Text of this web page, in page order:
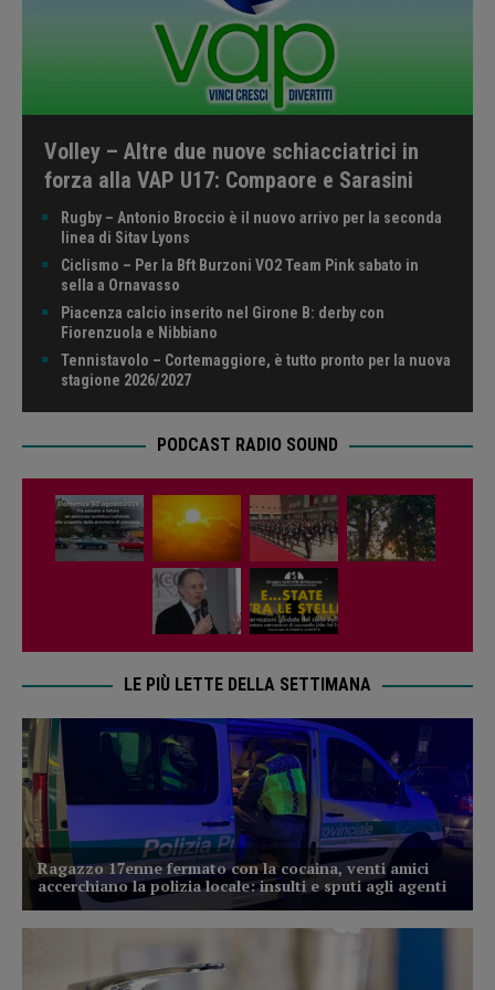
Volley – Altre due nuove schiacciatrici in
forza alla VAP U17: Compaore e Sarasini
Rugby – Antonio Broccio è il nuovo arrivo per la seconda
linea di Sitav Lyons
Ciclismo – Per la Bft Burzoni VO2 Team Pink sabato in
sella a Ornavasso
Piacenza calcio inserito nel Girone B: derby con
Fiorenzuola e Nibbiano
Tennistavolo – Cortemaggiore, è tutto pronto per la nuova
stagione 2026/2027
PODCAST RADIO SOUND
LE PIÙ LETTE DELLA SETTIMANA